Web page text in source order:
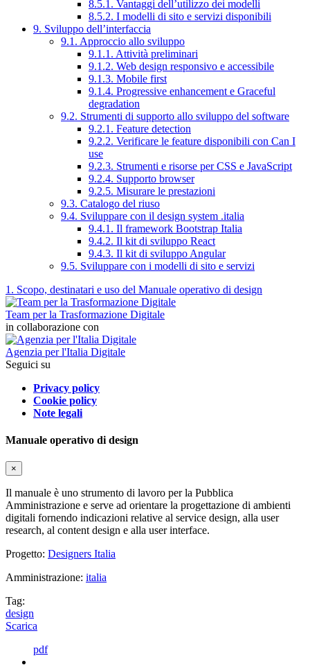
8.5.1. Vantaggi dell’utilizzo dei modelli
8.5.2. I modelli di sito e servizi disponibili
9. Sviluppo dell’interfaccia
9.1. Approccio allo sviluppo
9.1.1. Attività preliminari
9.1.2. Web design responsivo e accessibile
9.1.3. Mobile first
9.1.4. Progressive enhancement e Graceful
degradation
9.2. Strumenti di supporto allo sviluppo del software
9.2.1. Feature detection
9.2.2. Verificare le feature disponibili con Can I
use
9.2.3. Strumenti e risorse per CSS e JavaScript
9.2.4. Supporto browser
9.2.5. Misurare le prestazioni
9.3. Catalogo del riuso
9.4. Sviluppare con il design system .italia
9.4.1. Il framework Bootstrap Italia
9.4.2. Il kit di sviluppo React
9.4.3. Il kit di sviluppo Angular
9.5. Sviluppare con i modelli di sito e servizi
1. Scopo, destinatari e uso del Manuale operativo di design
Team per la Trasformazione Digitale
in collaborazione con
Agenzia per l'Italia Digitale
Seguici su
Privacy policy
Cookie policy
Note legali
Manuale operativo di design
×
Il manuale è uno strumento di lavoro per la Pubblica
Amministrazione e serve ad orientare la progettazione di ambienti
digitali fornendo indicazioni relative al service design, alla user
research, al content design e alla user interface.
Progetto: Designers Italia
Amministrazione: italia
Tag:
design
Scarica
pdf